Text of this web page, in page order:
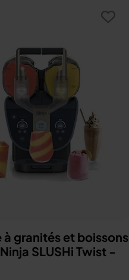
à granités et boissons
SLUSHi Twist -